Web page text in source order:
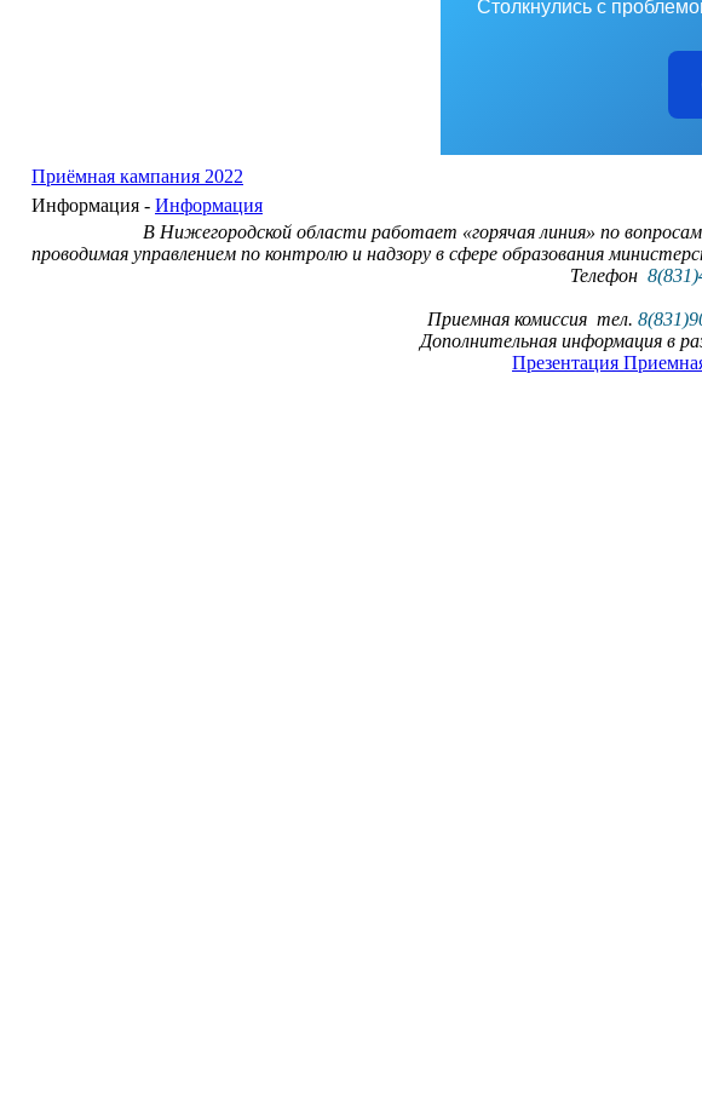
Столкнулись с
Приёмная кампания 2022
Информация - Информация
В Нижегородской области работает «горячая линия» по
проводимая управлением по контролю и надзору в сфере образования
Телефон
Приемная комиссия тел.
Дополнительная информация в
Презентация